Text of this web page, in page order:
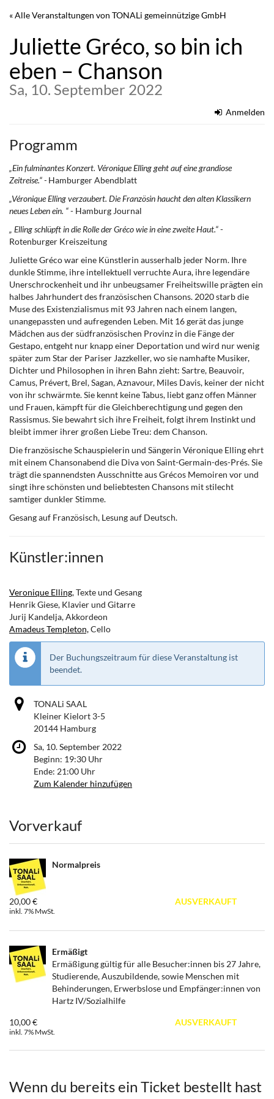
Zum
springen
« Alle Veranstaltungen von TONALi gemeinnützige GmbH
Juliette Gréco, so bin ich
eben – Chanson
Sa, 10. September 2022
Anmelden
Programm
„Ein fulminantes Konzert. Véronique Elling geht auf eine grandiose
Zeitreise.“ - Hamburger Abendblatt
„Véronique Elling verzaubert. Die Französin haucht den alten Klassikern
neues Leben ein. “- Hamburg Journal
„ Elling schlüpft in die Rolle der Gréco wie in eine zweite Haut.“-
Rotenburger Kreiszeitung
Juliette Gréco war eine Künstlerin ausserhalb jeder Norm. Ihre
dunkle Stimme, ihre intellektuell verruchte Aura, ihre legendäre
Unerschrockenheit und ihr unbeugsamer Freiheitswille prägten ein
halbes Jahrhundert des französischen Chansons. 2020 starb die
Muse des Existenzialismus mit 93 Jahren nach einem langen,
unangepassten und aufregenden Leben. Mit 16 gerät das junge
Mädchen aus der südfranzösischen Provinz in die Fänge der
Gestapo, entgeht nur knapp einer Deportation und wird nur wenig
später zum Star der Pariser Jazzkeller, wo sie namhafte Musiker,
Dichter und Philosophen in ihren Bahn zieht: Sartre, Beauvoir,
Camus, Prévert, Brel, Sagan, Aznavour, Miles Davis, keiner der nicht
von ihr schwärmte. Sie kennt keine Tabus, liebt ganz offen Männer
und Frauen, kämpft für die Gleichberechtigung und gegen den
Rassismus. Sie bewahrt sich ihre Freiheit, folgt ihrem Instinkt und
bleibt immer ihrer großen Liebe Treu: dem Chanson.
Die französische Schauspielerin und Sängerin Véronique Elling ehrt
mit einem Chansonabend die Diva von Saint-Germain-des-Prés. Sie
trägt die spannendsten Ausschnitte aus Grécos Memoiren vor und
singt ihre schönsten und beliebtesten Chansons mit stilecht
samtiger dunkler Stimme.
Gesang auf Französisch, Lesung auf Deutsch.
Künstler:innen
Veronique Elling, Texte und Gesang
Henrik Giese, Klavier und Gitarre
Jurij Kandelja, Akkordeon
Amadeus Templeton,Cello
Der Buchungszeitraum für diese Veranstaltung ist
beendet.
TONALi SAAL
Kleiner Kielort 3-5
20144 Hamburg
Sa, 10. September 2022
Beginn: 19:30 Uhr
Ende: 21:00 Uhr
Zum Kalender hinzufügen
Produkte
Vorverkauf
Normalpreis
20,00 €
inkl. 7% MwSt.
AUSVERKAUFT
Ermäßigt
Ermäßigung gültig für alle Besucher:innen bis 27 Jahre,
Studierende, Auszubildende, sowie Menschen mit
Behinderungen, Erwerbslose und Empfänger:innen von
Hartz IV/Sozialhilfe
10,00 €
inkl. 7% MwSt.
AUSVERKAUFT
Wenn du bereits ein Ticket bestellt hast